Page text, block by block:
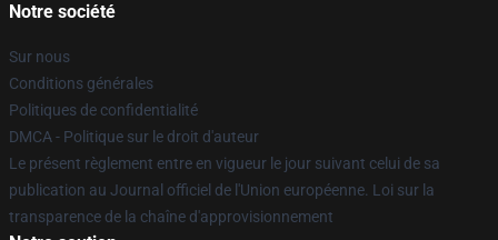
Notre société
Sur nous
Conditions générales
Politiques de confidentialité
DMCA - Politique sur le droit d'auteur
Le présent règlement entre en vigueur le jour suivant celui de sa
publication au Journal officiel de l'Union européenne. Loi sur la
transparence de la chaîne d'approvisionnement